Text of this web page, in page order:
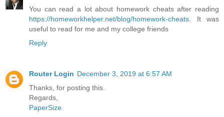
You can read a lot about homework cheats after reading
https://homeworkhelper.net/blog/homework-cheats . It was
useful to read for me and my college friends
Reply
Router Login December 3, 2019 at 6:57 AM
Thanks, for posting this.
Regards,
PaperSize